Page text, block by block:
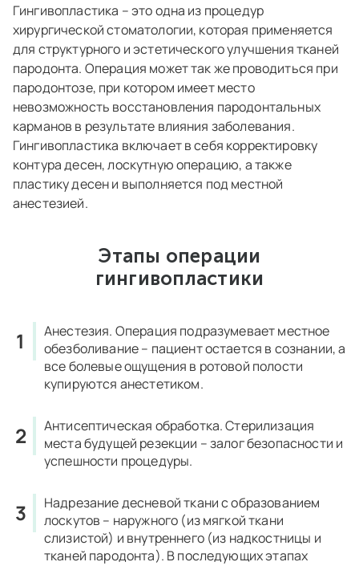
Гингивопластика – это одна из процедур
хирургической стоматологии, которая применяется
для структурного и эстетического улучшения тканей
пародонта. Операция может так же проводиться при
пародонтозе, при котором имеет место
невозможность восстановления пародонтальных
карманов в результате влияния заболевания.
Гингивопластика включает в себя корректировку
контура десен, лоскутную операцию, а также
пластику десен и выполняется под местной
анестезией.
Этапы операции
гингивопластики
Анестезия. Операция подразумевает местное
обезболивание – пациент остается в сознании, а
все болевые ощущения в ротовой полости
купируются анестетиком.
Антисептическая обработка. Стерилизация
места будущей резекции – залог безопасности и
успешности процедуры.
Надрезание десневой ткани с образованием
лоскутов – наружного (из мягкой ткани
слизистой) и внутреннего (из надкостницы и
тканей пародонта). В последующих этапах